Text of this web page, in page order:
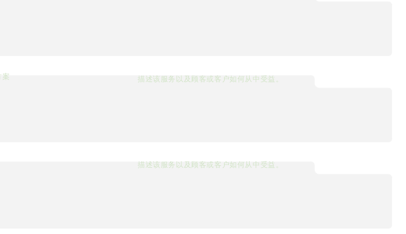
案 描述该服务以及顾客或客户如何从中受益。
描述该服务以及顾客或客户如何从中受益。